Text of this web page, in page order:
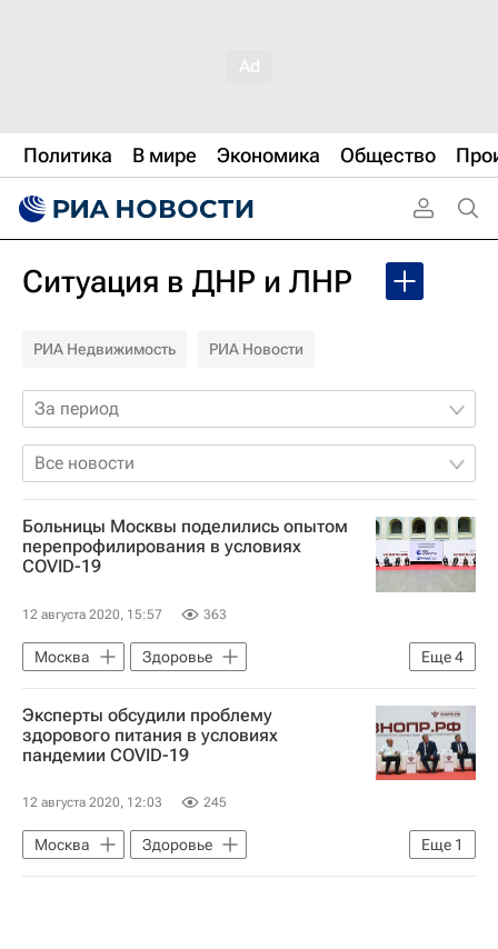
Политика В мире Экономика Общество
Ситуация в ДНР и ЛНР
РИА Недвижимость РИА Новости
За период
Все новости
Больницы Москвы поделились опытом
перепрофилирования в условиях
COVID-19
12 августа 2020, 15:57 363
Еще4
Москва
Здоровье
Форум "Здоровье нации – основа процветания России"
Дмитрий Волков
Андрей Шкода
Сергей Переходов (врач)
Эксперты обсудили проблему
здорового питания в условиях
пандемии COVID-19
12 августа 2020, 12:03 245
Еще 1
Москва
Здоровье
Форум "Здоровье нации – основа процветания России"